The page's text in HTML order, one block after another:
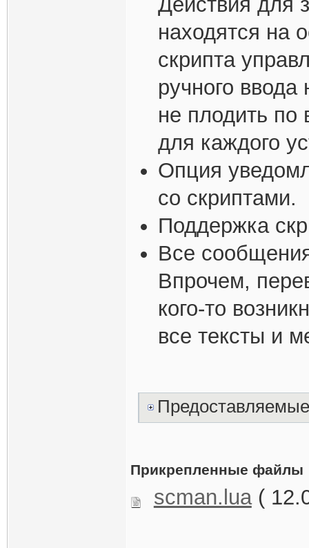
находятся на
скрипта
ручного
не плодить по
для каждого
Опция
со скриптами.
Поддержка
Все
Впрочем,
кого-то
все тексты и
Прикрепленные файлы
scman.lua(